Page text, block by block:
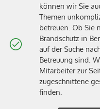
können wir Sie
Themen
betreuen. Ob Sie
Brandschutz in
auf der Suche
Betreuung sind.
Mitarbeiter zur
zugeschnittene
finden.